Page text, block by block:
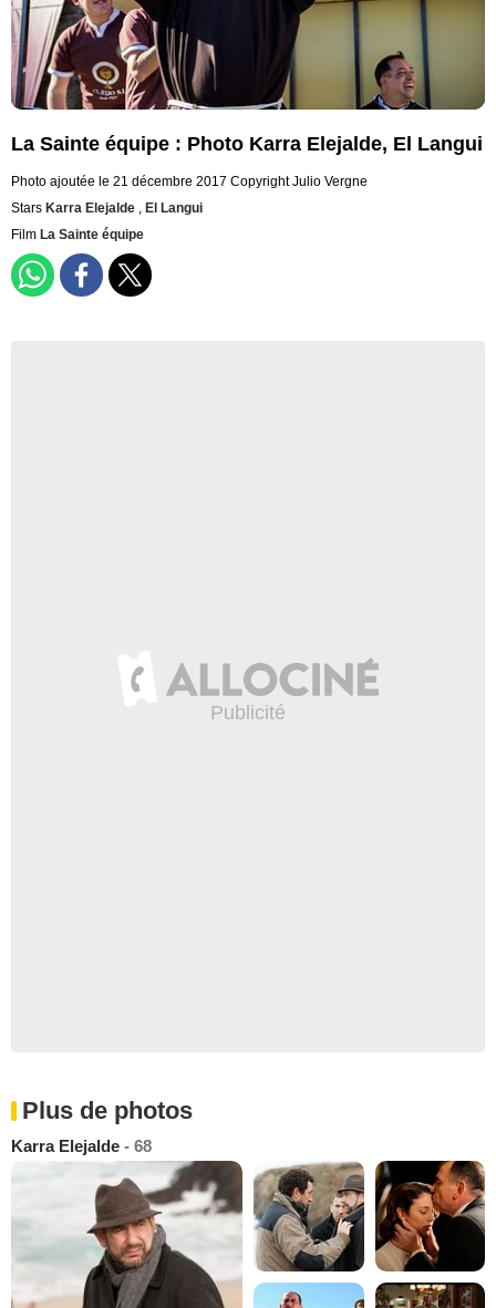
La Sainte équipe : Photo Karra Elejalde, El Langui
Photo ajoutée le 21 décembre 2017 Copyright Julio Vergne
Stars Karra Elejalde , El Langui
Film La Sainte équipe
Plus de photos
Karra Elejalde - 68